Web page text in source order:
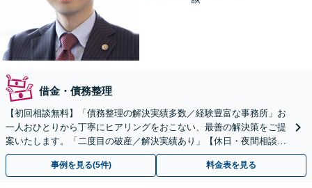
借金・債務整理
【初回相談無料】「債務整理の解決実績多数／経験豊富な事務所」お
一人おひとりから丁寧にヒアリングをおこない、最善の解決策をご提
案いたします。「二度目の破産／解決実績あり」【休日・夜間相談
可】
事例を見る(5件) 料金表を見る